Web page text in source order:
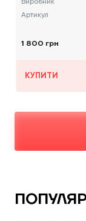
Артикул
1 800 грн
КУПИТИ